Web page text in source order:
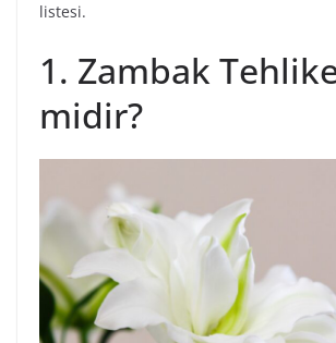
listesi.
1. Zambak
midir?